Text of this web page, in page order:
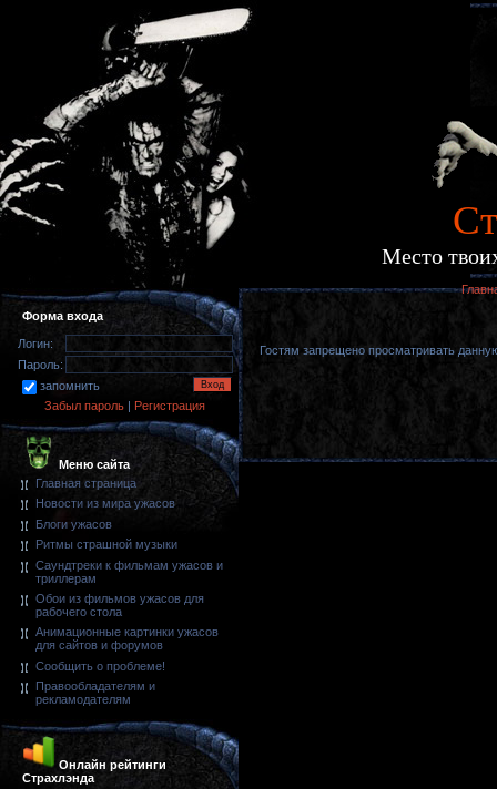
Место
Форма входа
Логин:
Пароль:
запомнить
Забыл пароль | Регистрация
Меню сайта
Главная страница
Новости из мира ужасов
Блоги ужасов
Ритмы страшной музыки
Саундтреки к фильмам ужасов и
триллерам
Обои из фильмов ужасов для
рабочего стола
Анимационные картинки ужасов
для сайтов и форумов
Сообщить о проблеме!
Правообладателям и
рекламодателям
Онлайн рейтинги
Страхлэнда
Гостям запрещено просматривать